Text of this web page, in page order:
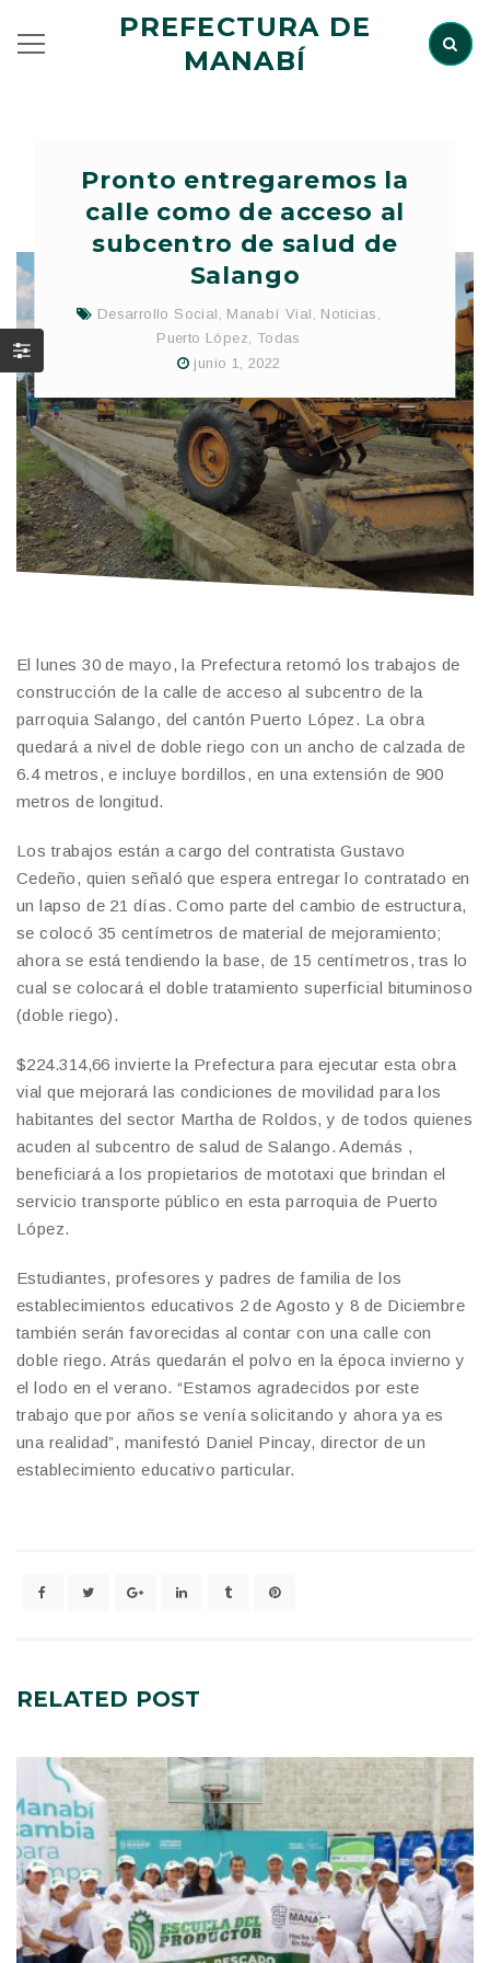
PREFECTURA DE
MANABÍ
Pronto entregaremos la
calle como de acceso al
subcentro de salud de
Salango
Desarrollo Social , Manabí Vial , Noticias ,
Puerto López, Todas
junio 1, 2022
El lunes 30 de mayo, la Prefectura retomó los trabajos de
construcción de la calle de acceso al subcentro de la
parroquia Salango, del cantón Puerto López. La obra
quedará a nivel de doble riego con un ancho de calzada de
6.4 metros, e incluye bordillos, en una extensión de 900
metros de longitud.
Los trabajos están a cargo del contratista Gustavo
Cedeño, quien señaló que espera entregar lo contratado en
un lapso de 21 días. Como parte del cambio de estructura,
se colocó 35 centímetros de material de mejoramiento;
ahora se está tendiendo la base, de 15 centímetros, tras lo
cual se colocará el doble tratamiento superficial bituminoso
(doble riego).
$224.314,66 invierte la Prefectura para ejecutar esta obra
vial que mejorará las condiciones de movilidad para los
habitantes del sector Martha de Roldos, y de todos quienes
acuden al subcentro de salud de Salango. Además ,
beneficiará a los propietarios de mototaxi que brindan el
servicio transporte público en esta parroquia de Puerto
López.
Estudiantes, profesores y padres de familia de los
establecimientos educativos 2 de Agosto y 8 de Diciembre
también serán favorecidas al contar con una calle con
doble riego. Atrás quedarán el polvo en la época invierno y
el lodo en el verano. “Estamos agradecidos por este
trabajo que por años se venía solicitando y ahora ya es
una realidad”, manifestó Daniel Pincay, director de un
establecimiento educativo particular.
RELATED POST